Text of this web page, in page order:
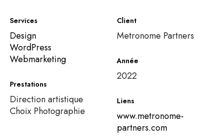
Services
Design
WordPress
Webmarketing
Prestations
Direction artistique
Choix Photographie
Client
Metronome Partners
Année
2022
Liens
www.metronome-
partners.com